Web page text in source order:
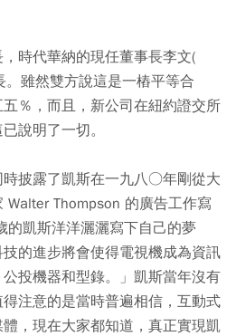
時代華納的現任董事長李文(
雖然雙方說這是一樁平等合
％，而且，新公司在紐約證交所
說明了一切。
披露了凱斯在一九八○年剛從大
Walter Thompson 的廣告工作寫
的凱斯洋洋灑灑寫下自己的夢
的進步將會使得電視機成為資訊
投機器和型錄。」凱斯當年沒有
注意的是當時普遍相信，互動式
，現在大家都知道，真正實現凱